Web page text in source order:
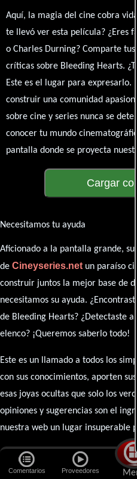
Comentarios Proveedores
Aquí, la magia del cine cobra
te llevó ver esta película? ¿Eres
o Charles Durning? Comparte tus
críticas sobre Bleeding Hearts.
Este es el lugar para expresarlo.
construir una comunidad
sobre cine y series nunca se
conocer tu mundo
pantalla donde se proyecta
Cargar
Necesitamos tu ayuda
Aficionado a la pantalla grande,
de Cineyseries.netun paraíso
construir juntos la mejor base de
necesitamos su ayuda.
de Bleeding Hearts? ¿Detectaste
elenco? ¡Queremos saberlo todo!
Este es un llamado a todos los
con sus conocimientos, aporten
esas joyas ocultas que solo los
opiniones y sugerencias son el
nuestra web un lugar insuperable
No hay detalle demasiado
pedido especial? ¿Una película